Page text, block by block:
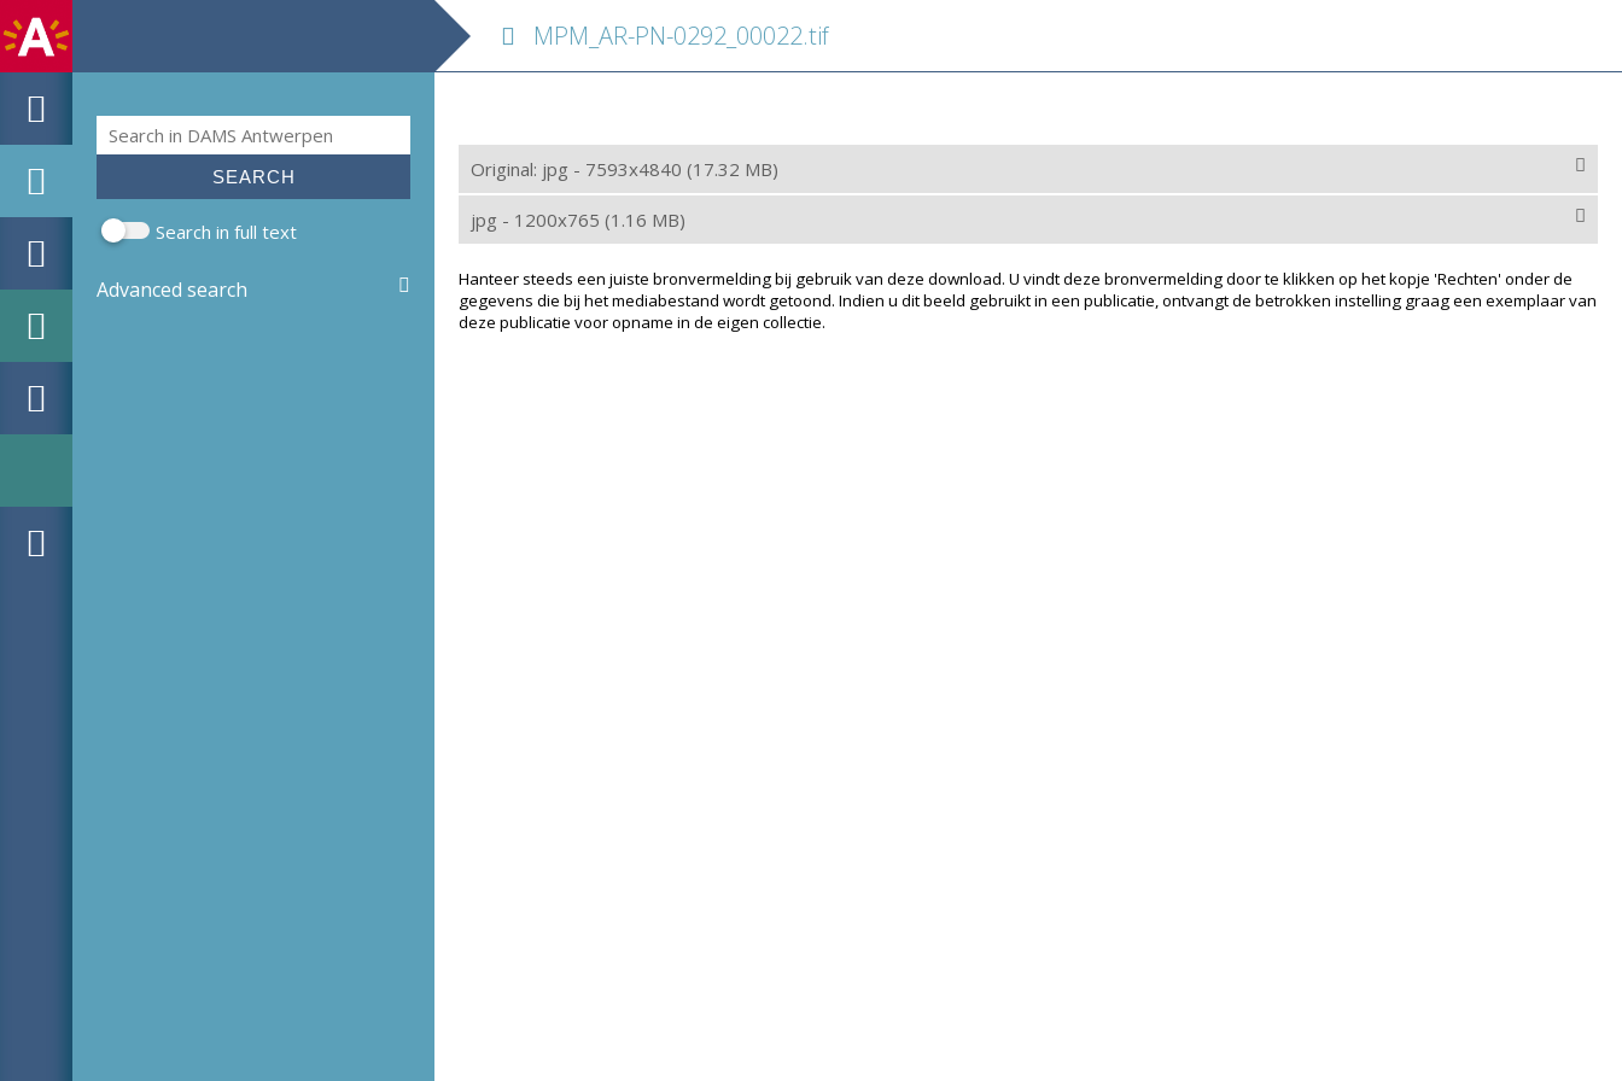
Search form
Search
Search in full text
Advanced search
MPM_AR-PN-0292_00022.tif
Original: jpg - 7593x4840 (17.32 MB)
jpg - 1200x765 (1.16 MB)
Hanteer steeds een juiste bronvermelding bij gebruik van deze download. U vindt deze bronvermelding door te klikken op het kopje 'Rechten' onder de
gegevens die bij het mediabestand wordt getoond. Indien u dit beeld gebruikt in een publicatie, ontvangt de betrokken instelling graag een exemplaar van
deze publicatie voor opname in de eigen collectie.